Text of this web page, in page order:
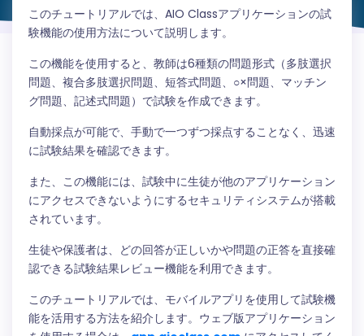
このチュートリアルでは、AIO Classアプリケーションの試
験機能の使用方法について説明します。
この機能を使用すると、教師は6種類の問題形式（多肢選択
問題、複合多肢選択問題、短答式問題、○×問題、マッチン
グ問題、記述式問題）で試験を作成できます。
自動採点が可能で、手動で一つずつ採点することなく、迅速
に試験結果を確認できます。
また、この機能には、試験中に生徒が他のアプリケーション
にアクセスできないようにするセキュリティシステムが搭載
されています。
生徒や保護者は、どの回答が正しいかや問題の正答を直接確
認できる試験結果レビュー機能を利用できます。
このチュートリアルでは、モバイルアプリを使用して試験機
能を活用する方法を紹介します。ウェブ版アプリケーション
を使用する場合は、 app.aioclass.com にアクセスしてく